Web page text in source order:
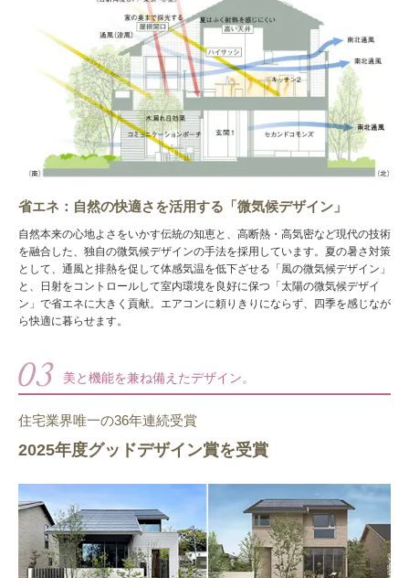
省エネ：自然の快適さを活用する「微気候デザイン」
自然本来の心地よさをいかす伝統の知恵と、高断熱・高気密など現代の技術
を融合した、独自の微気候デザインの手法を採用しています。夏の暑さ対策
として、通風と排熱を促して体感気温を低下ざせる「風の微気候デザイン」
と、日射をコントロールして室内環境を良好に保つ「太陽の微気候デザイ
ン」で省エネに大きく貢献。エアコンに頼りきりにならず、四季を感じなが
ら快適に暮らせます。
美と機能を兼ね備えたデザイン。
住宅業界唯一の36年連続受賞
2025年度グッドデザイン賞を受賞